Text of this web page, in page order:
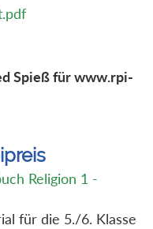
Spieß für www.rpi-
Religion 1 -
für die 5./6. Klasse